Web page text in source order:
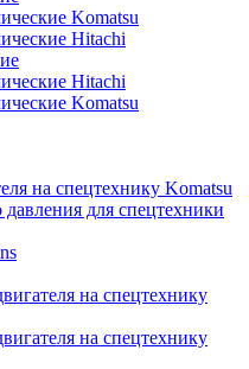
Komatsu
Hitachi
Hitachi
Komatsu
на спецтехнику Komatsu
для спецтехники
на спецтехнику
на спецтехнику